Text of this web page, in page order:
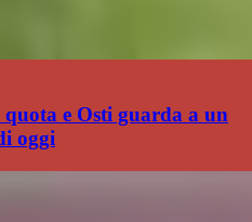
e Osti guarda a un
oggi